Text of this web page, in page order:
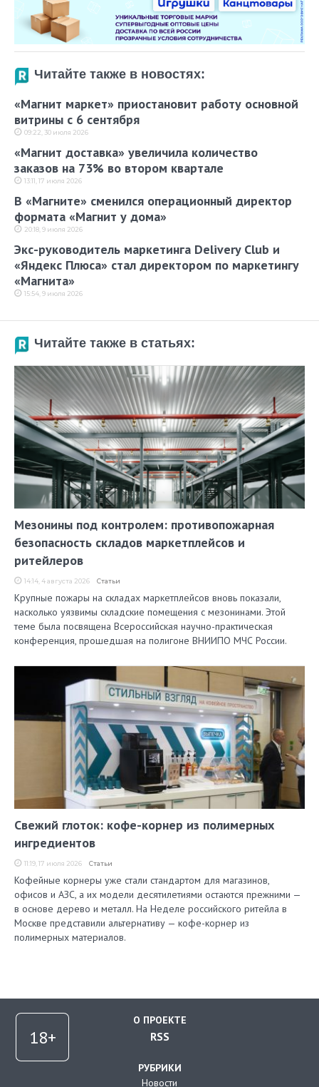
Читайте также в новостях:
«Магнит маркет» приостановит работу основной
витрины с 6 сентября
09:22, 30 июля 2026
«Магнит доставка» увеличила количество
заказов на 73% во втором квартале
13:11, 17 июля 2026
В «Магните» сменился операционный директор
формата «Магнит у дома»
20:18, 9 июля 2026
Экс-руководитель маркетинга Delivery Club и
«Яндекс Плюса» cтал директором по маркетингу
«Магнита»
15:54, 9 июля 2026
Читайте также в статьях:
Мезонины под контролем: противопожарная
безопасность складов маркетплейсов и
ритейлеров
14:14, 4 августа 2026 Статьи
Крупные пожары на складах маркетплейсов вновь показали,
насколько уязвимы складские помещения с мезонинами. Этой
теме была посвящена Всероссийская научно-практическая
конференция, прошедшая на полигоне ВНИИПО МЧС России.
Свежий глоток: кофе-корнер из полимерных
ингредиентов
11:19, 17 июля 2026 Статьи
Кофейные корнеры уже стали стандартом для магазинов,
офисов и АЗС, а их модели десятилетиями остаются прежними —
в основе дерево и металл. На Неделе российского ритейла в
Москве представили альтернативу — кофе-корнер из
полимерных материалов.
О ПРОЕКТЕ
RSS
РУБРИКИ
Новости